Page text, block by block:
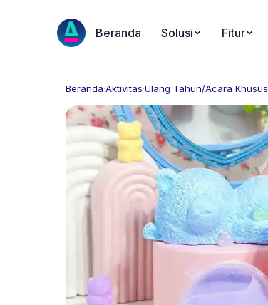
Beranda Solusi Fitur
Beranda·Aktivitas·Ulang Tahun/Acara Khusus